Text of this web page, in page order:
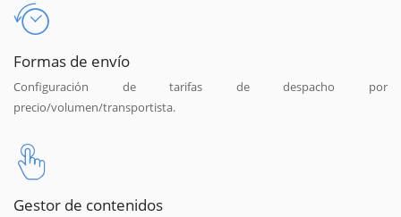
Formas de envío
Configuración de tarifas de despacho por
precio/volumen/transportista.
Gestor de contenidos